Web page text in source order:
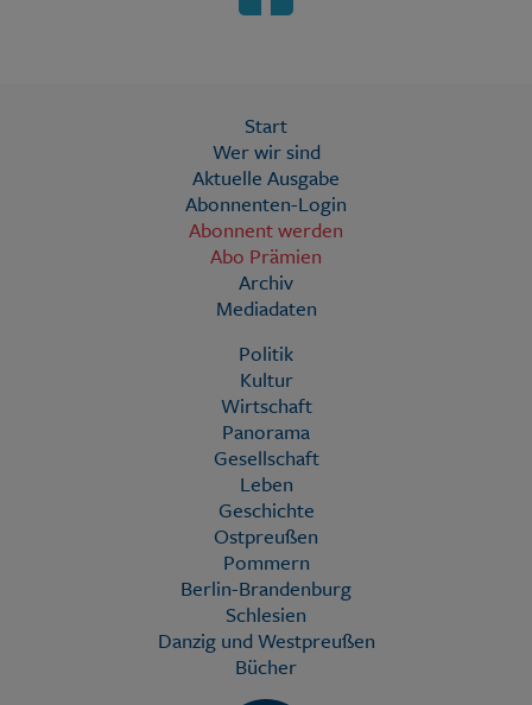
Start
Wer wir sind
Aktuelle Ausgabe
Abonnenten-Login
Abonnent werden
Abo Prämien
Archiv
Mediadaten
Politik
Kultur
Wirtschaft
Panorama
Gesellschaft
Leben
Geschichte
Ostpreußen
Pommern
Berlin-Brandenburg
Schlesien
Danzig und Westpreußen
Bücher